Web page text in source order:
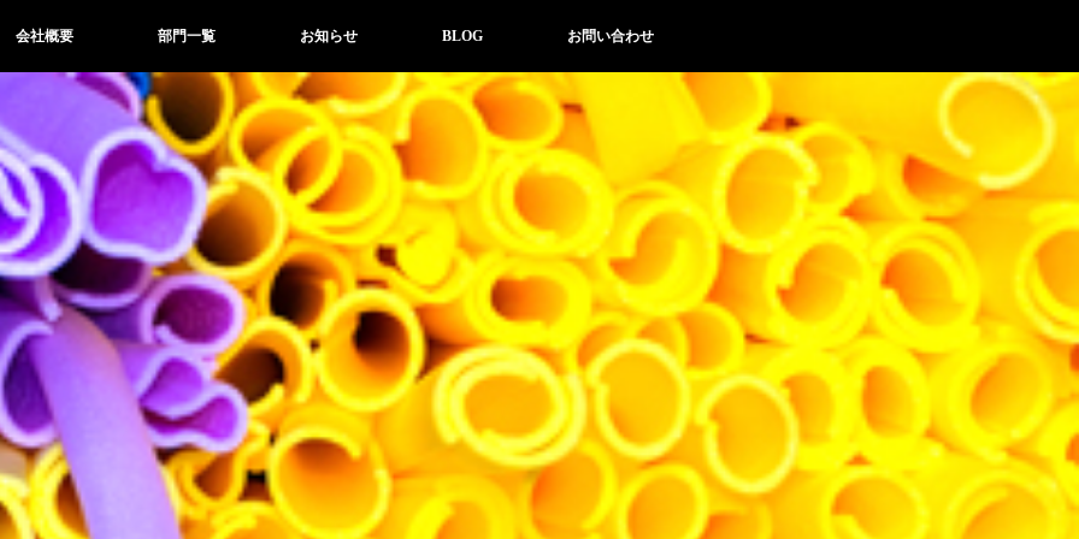
会社概要 部門一覧 お知らせ BLOG お問い合わせ